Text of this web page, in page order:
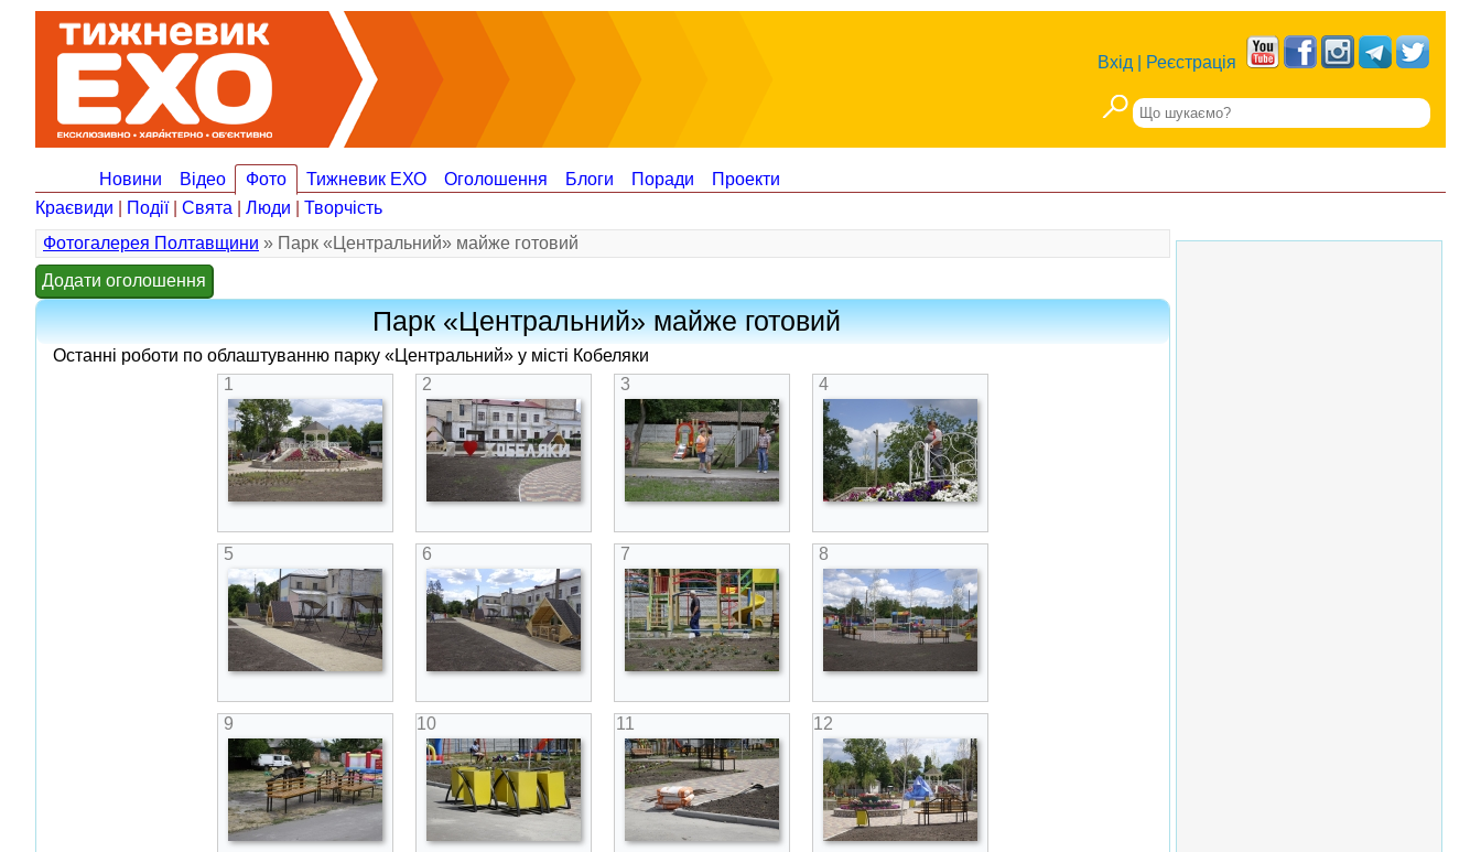
Вхід Реєстрація
Новини Відео Фото Тижневик ЕХО Оголошення Блоги Поради
Проекти
Краєвиди
Події| Свята Люди
Творчість
Фотогалерея Полтавщини » Парк «Центральний» майже готовий
Додати оголошення
Парк «Центральний» майже готовий
Останні роботи по облаштуванню парку «Центральний» у місті Кобеляки
1
2 3 4
5 6 7 8
9 10 11 12